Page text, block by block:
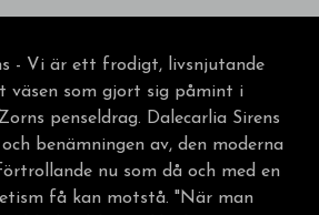
- Vi är ett frodigt, livsnjutande
väsen som gjort sig påmint i
penseldrag. Dalecarlia Sirens
benämningen av, den moderna
nu som då och med en
få kan motstå. "När man